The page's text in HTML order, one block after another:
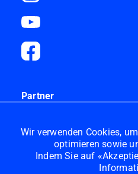
Partner
Chemie AG
Lyreco AG
Wir verwenden Cookies,
optimieren sowie
Indem Sie auf